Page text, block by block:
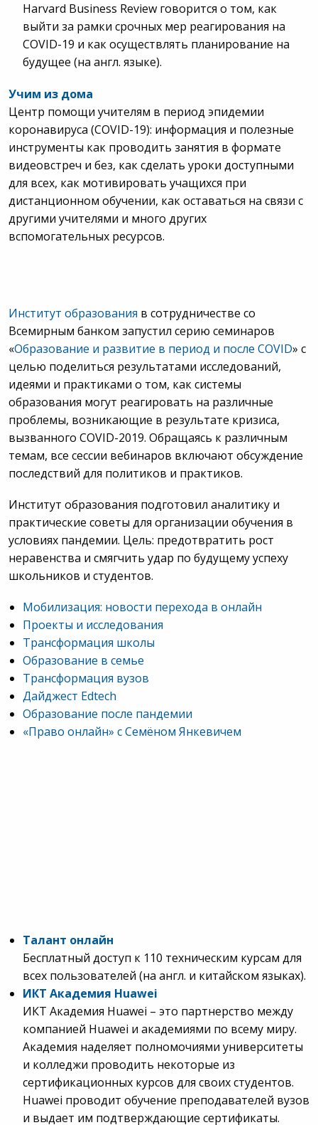
Harvard Business Review говорится о том, как
выйти за рамки срочных мер реагирования на
COVID-19 и как осуществлять планирование на
будущее (на англ. языке).
Учим из дома
Центр помощи учителям в период эпидемии
коронавируса (COVID-19): информация и полезные
инструменты как проводить занятия в формате
видеовстреч и без, как сделать уроки доступными
для всех, как мотивировать учащихся при
дистанционном обучении, как оставаться на связи с
другими учителями и много других
вспомогательных ресурсов.
Институт образования в сотрудничестве со
Всемирным банком запустил серию семинаров
«Образование и развитие в период и после COVID» с
целью поделиться результатами исследований,
идеями и практиками о том, как системы
образования могут реагировать на различные
проблемы, возникающие в результате кризиса,
вызванного COVID-2019. Обращаясь к различным
темам, все сессии вебинаров включают обсуждение
последствий для политиков и практиков.
Институт образования подготовил аналитику и
практические советы для организации обучения в
условиях пандемии. Цель: предотвратить рост
неравенства и смягчить удар по будущему успеху
школьников и студентов.
Мобилизация: новости перехода в онлайн
Проекты и исследования
Трансформация школы
Образование в семье
Трансформация вузов
Дайджест Edtech
Образование после пандемии
«Право онлайн» с Семёном Янкевичем
Талант онлайн
Бесплатный доступ к 110 техническим курсам для
всех пользователей (на англ. и китайском языках).
ИКТ Академия Huawei
ИКТ Академия Huawei – это партнерство между
компанией Huawei и академиями по всему миру.
Академия наделяет полномочиями университеты
и колледжи проводить некоторые из
сертификационных курсов для своих студентов.
Huawei проводит обучение преподавателей вузов
и выдает им подтверждающие сертификаты.